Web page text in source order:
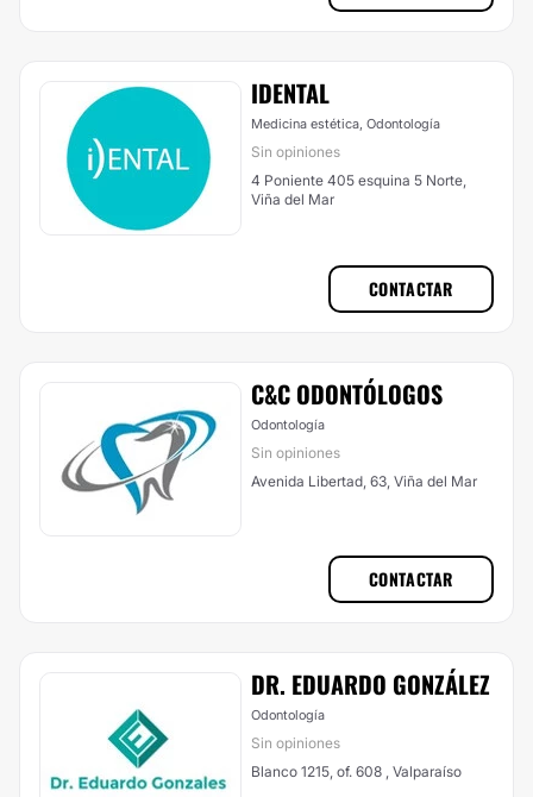
IDENTAL
Medicina estética, Odontología
Sin opiniones
4 Poniente 405 esquina 5 Norte,
Viña del Mar
CONTACTAR
C&C ODONTÓLOGOS
Odontología
Sin opiniones
Avenida Libertad, 63, Viña del Mar
CONTACTAR
DR. EDUARDO GONZÁLEZ
Odontología
Sin opiniones
Blanco 1215, of. 608 , Valparaíso